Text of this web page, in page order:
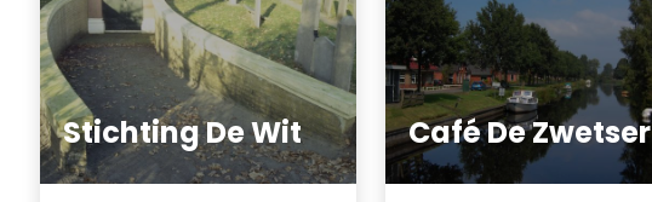
Stichting De Wit Café De Zwetser